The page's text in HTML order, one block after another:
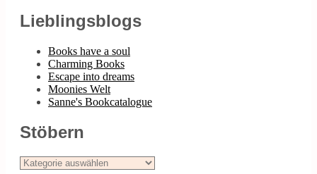
Lieblingsblogs
Books have a soul
Charming Books
Escape into dreams
Moonies Welt
Sanne's Bookcatalogue
Stöbern
Stöbern